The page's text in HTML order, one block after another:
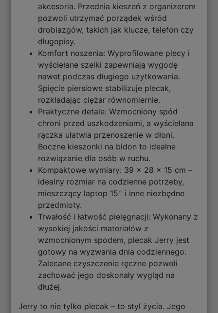
akcesoria. Przednia kieszeń z organizerem
pozwoli utrzymać porządek wśród
drobiazgów, takich jak klucze, telefon czy
długopisy.
Komfort noszenia: Wyprofilowane plecy i
wyściełane szelki zapewniają wygodę
nawet podczas długiego użytkowania.
Spięcie piersiowe stabilizuje plecak,
rozkładając ciężar równomiernie.
Praktyczne detale: Wzmocniony spód
chroni przed uszkodzeniami, a wyściełana
rączka ułatwia przenoszenie w dłoni.
Boczne kieszonki na bidon to idealne
rozwiązanie dla osób w ruchu.
Kompaktowe wymiary: 39 x 28 x 15 cm –
idealny rozmiar na codzienne potrzeby,
mieszczący laptop 15'' i inne niezbędne
przedmioty.
Trwałość i łatwość pielęgnacji: Wykonany z
wysokiej jakości materiałów z
wzmocnionym spodem, plecak Jerry jest
gotowy na wyzwania dnia codziennego.
Zalecane czyszczenie ręczne pozwoli
zachować jego doskonały wygląd na
dłużej.
Jerry to nie tylko plecak – to styl życia. Jego